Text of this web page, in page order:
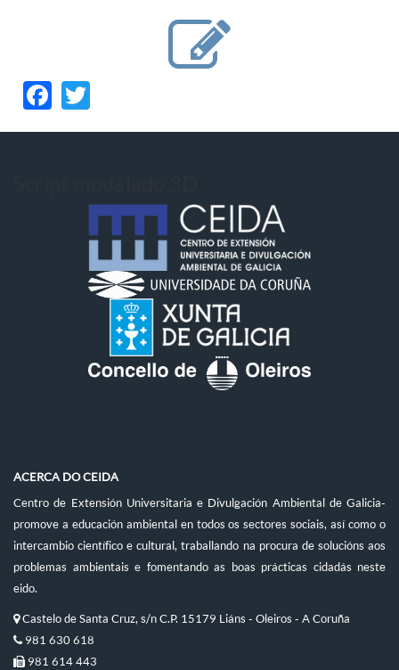
Facebook
ACERCA DO CEIDA
Centro de Extensión Universitaria e Divulgación Ambiental de Galicia-
promove a educación ambiental en todos os sectores sociais, así como o
intercambio científico e cultural, traballando na procura de solucións aos
problemas ambientais e fomentando as boas prácticas cidadás neste
eido.
Castelo de Santa Cruz, s/n C.P. 15179 Liáns - Oleiros - A Coruña
981 630 618
981 614 443